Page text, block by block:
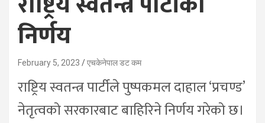
निर्णय
February 5, 2023 एचकेनेपाल डट कम
राष्ट्रिय स्वतन्त्र पार्टीले पुष्पकमल दाहाल ‘प्रचण्ड’
नेतृत्वको सरकारबाट बाहिरिने निर्णय गरेको छ।